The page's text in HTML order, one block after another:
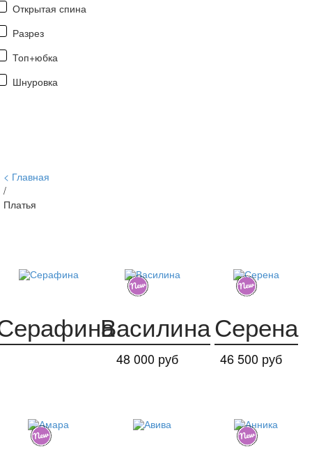
Открытая спина
Разрез
Топ+юбка
Шнуровка
Главная
/
Платья
48 000 руб
Василина
46 500 руб
Серена